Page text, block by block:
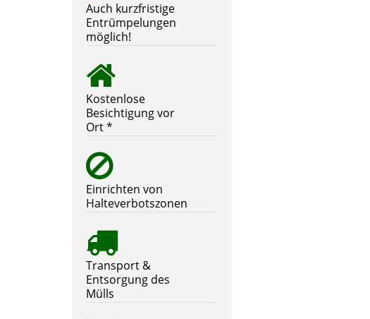
Auch kurzfristige
Entrümpelungen
möglich!
Kostenlose
Besichtigung vor
Ort *
Einrichten von
Halteverbotszonen
Transport &
Entsorgung des
Mülls